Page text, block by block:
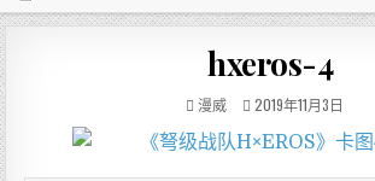
hxeros-4
漫威 2019年11月3日